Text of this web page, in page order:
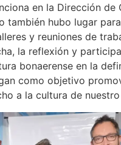
en la Dirección de
también hubo lugar
y reuniones de
la reflexión y
bonaerense en la
como objetivo
a la cultura de